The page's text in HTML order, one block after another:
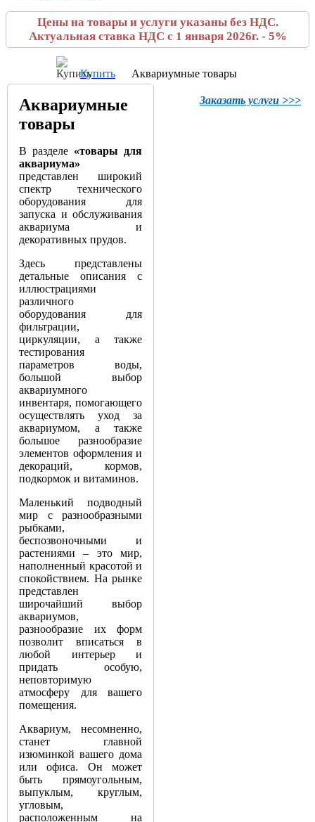
Цены на товары и услуги указаны без НДС.
Актуальная ставка НДС с 1 января 2026г. - 5%
Купить Аквариумные товары
Заказать услуги >>>
Аквариумные
товары
В разделе «товары для
аквариума»
представлен широкий
спектр технического
оборудования для
запуска и обслуживания
аквариума и
декоративных прудов.
Здесь представлены
детальные описания с
иллюстрациями
различного
оборудования для
фильтрации,
циркуляции, а также
тестирования
параметров воды,
большой выбор
аквариумного
инвентаря, помогающего
осуществлять уход за
аквариумом, а также
большое разнообразие
элементов оформления и
декораций, кормов,
подкормок и витаминов.
Маленький подводный
мир с разнообразными
рыбками,
беспозвоночными и
растениями – это мир,
наполненный красотой и
спокойствием. На рынке
представлен
широчайший выбор
аквариумов,
разнообразие их форм
позволит вписаться в
любой интерьер и
придать особую,
неповторимую
атмосферу для вашего
помещения.
Аквариум, несомненно,
станет главной
изюминкой вашего дома
или офиса. Он может
быть прямоугольным,
выпуклым, круглым,
угловым,
расположенным на